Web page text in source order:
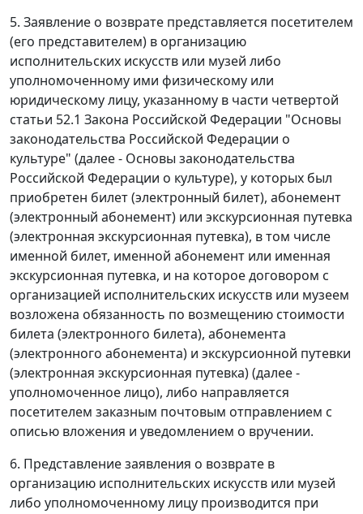
5. Заявление о возврате представляется посетителем
(его представителем) в организацию
исполнительских искусств или музей либо
уполномоченному ими физическому или
юридическому лицу, указанному в части четвертой
статьи 52.1 Закона Российской Федерации "Основы
законодательства Российской Федерации о
культуре" (далее - Основы законодательства
Российской Федерации о культуре), у которых был
приобретен билет (электронный билет), абонемент
(электронный абонемент) или экскурсионная путевка
(электронная экскурсионная путевка), в том числе
именной билет, именной абонемент или именная
экскурсионная путевка, и на которое договором с
организацией исполнительских искусств или музеем
возложена обязанность по возмещению стоимости
билета (электронного билета), абонемента
(электронного абонемента) и экскурсионной путевки
(электронная экскурсионная путевка) (далее -
уполномоченное лицо), либо направляется
посетителем заказным почтовым отправлением с
описью вложения и уведомлением о вручении.
6. Представление заявления о возврате в
организацию исполнительских искусств или музей
либо уполномоченному лицу производится при